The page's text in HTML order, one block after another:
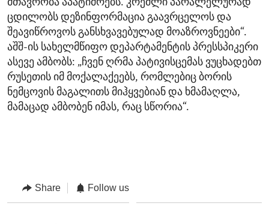
მთავრობა აპატიმრებს. კრემლი პარალელურად
ცდილობს დეზინფორმაცია გაავრცელოს და
შეავიწროვოს განსხვავებულად მოაზროვნეები“.
აშშ-ის სახელმწიფო დეპარტამენტის პრესსპიკერი
ასევე ამბობს: „ჩვენ ღრმა პატივისცემას ვუცხადებთ
რუსეთის იმ მოქალაქეებს, რომლებიც ბორის
ნემცოვის მაგალითს მიჰყვებიან და ხმამაღლა,
მამაცად ამბობენ იმას, რაც სწორია“.
Share Follow us